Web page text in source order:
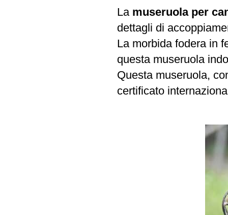
La museruola per
dettagli di
La morbida fodera in
questa museruola
Questa museruola,
certificato